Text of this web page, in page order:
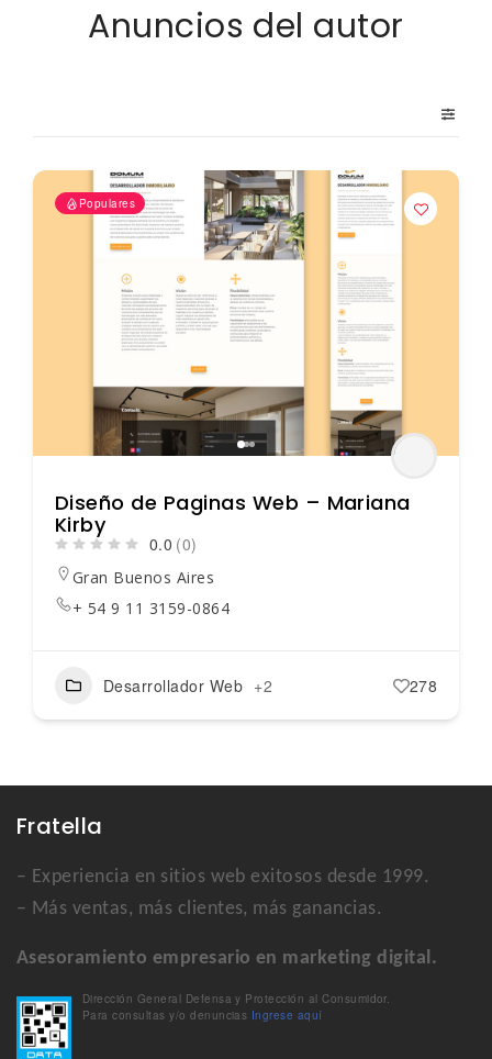
Anuncios del autor
Populares
Diseño de Paginas Web – Mariana
Kirby
0.0 (0)
Gran Buenos Aires
+ 54 9 11 3159-0864
Desarrollador Web +2 278
Fratella
– Experiencia en sitios web exitosos desde 1999.
– Más ventas, más clientes, más ganancias.
Asesoramiento empresario en marketing digital.
Dirección General Defensa y Protección al Consumidor.
Para consultas y/o denuncias Ingrese aquí